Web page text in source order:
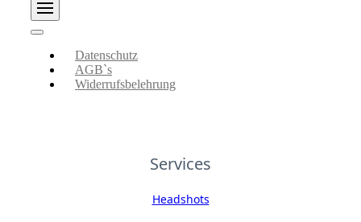
Datenschutz
AGB`s
Widerrufsbelehrung
Services
Headshots